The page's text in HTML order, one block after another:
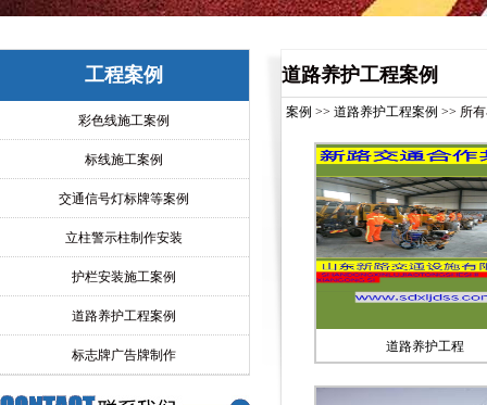
工程案例
彩色线施工案例
标线施工案例
交通信号灯标牌等案例
立柱警示柱制作安装
护栏安装施工案例
道路养护工程案例
标志牌广告牌制作
道路养护工程案例
案例 >> 道路养护工程案例 >> 所
道路养护工程